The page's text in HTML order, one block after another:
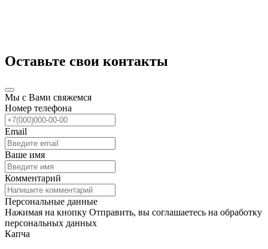
Оставьте свои контакты
Мы с Вами свяжемся
Номер телефона
Email
Ваше имя
Комментарий
Персональные данные
Нажимая на кнопку Отправить, вы соглашаетесь на обработку
персональных данных
Капча